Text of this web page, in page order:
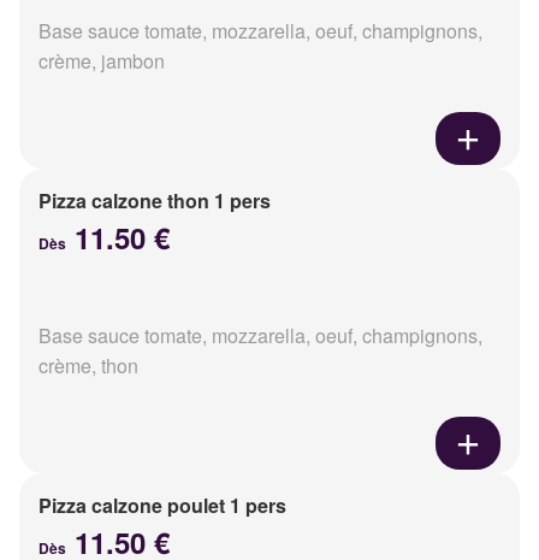
Base sauce tomate, mozzarella, oeuf, champignons,
crème, jambon
Pizza calzone thon 1 pers
Dès 11.50 €
Base sauce tomate, mozzarella, oeuf, champignons,
crème, thon
Pizza calzone poulet 1 pers
Dès 11.50 €